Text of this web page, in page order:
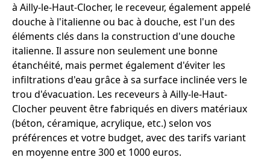
à Ailly-le-Haut-Clocher, le receveur, également appelé
douche à l'italienne ou bac à douche, est l'un des
éléments clés dans la construction d'une douche
italienne. Il assure non seulement une bonne
étanchéité, mais permet également d'éviter les
infiltrations d'eau grâce à sa surface inclinée vers le
trou d'évacuation. Les receveurs à Ailly-le-Haut-
Clocher peuvent être fabriqués en divers matériaux
(béton, céramique, acrylique, etc.) selon vos
préférences et votre budget, avec des tarifs variant
en moyenne entre 300 et 1000 euros.